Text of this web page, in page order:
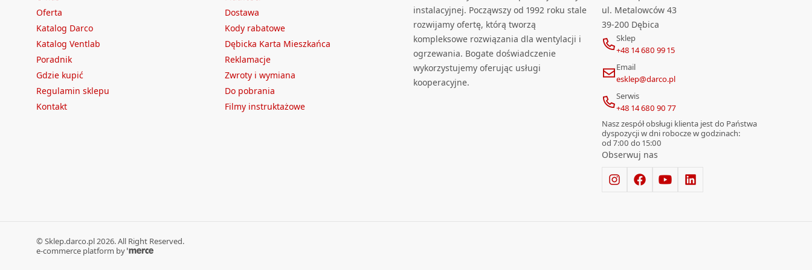
Oferta
Katalog Darco
Katalog Ventlab
Poradnik
Gdzie kupić
Regulamin sklepu
Kontakt
Dostawa
Kody rabatowe
Dębicka Karta Mieszkańca
Reklamacje
Zwroty i wymiana
Do pobrania
Filmy instruktażowe
instalacyjnej. Począwszy od 1992 roku stale
rozwijamy ofertę, którą tworzą
kompleksowe rozwiązania dla wentylacji i
ogrzewania. Bogate doświadczenie
wykorzystujemy oferując usługi
kooperacyjne.
ul. Metalowców 43
39-200 Dębica
Sklep
+48 14 680 99 15
Email
esklep@darco.pl
Serwis
+48 14 680 90 77
Nasz zespół obsługi klienta jest do Państwa
dyspozycji w dni robocze w godzinach:
od 7:00 do 15:00
Obserwuj nas
© Sklep.darco.pl 2026. All Right Reserved.
e-commerce platform by